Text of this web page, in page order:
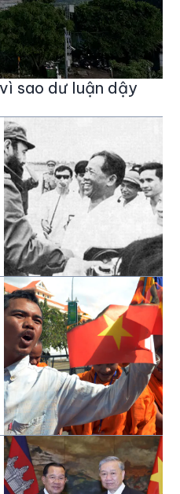
sao dư luận dậy